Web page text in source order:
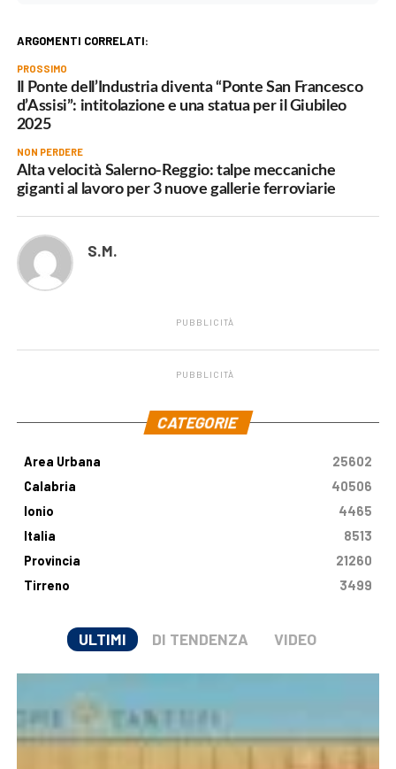
ARGOMENTI CORRELATI:
PROSSIMO
Il Ponte dell’Industria diventa “Ponte San Francesco
d’Assisi”: intitolazione e una statua per il Giubileo
2025
NON PERDERE
Alta velocità Salerno-Reggio: talpe meccaniche
giganti al lavoro per 3 nuove gallerie ferroviarie
S.M.
PUBBLICITÀ
PUBBLICITÀ
CATEGORIE
Area Urbana
25602
Calabria
40506
Ionio
4465
Italia
8513
Provincia
21260
Tirreno
3499
ULTIMI DI TENDENZA VIDEO